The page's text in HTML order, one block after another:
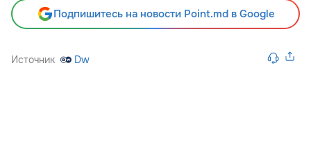
Подпишитесь на новости Point.md в Google
Источник Dw